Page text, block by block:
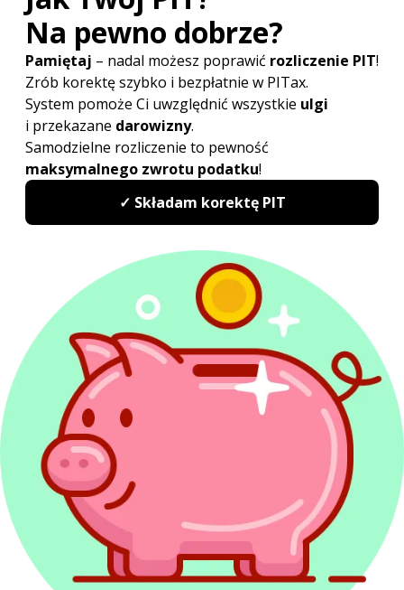
Doświadczenie zawodowe zdobywał współpracując
z kancelariami doradztwa podatkowego oraz sprawując
samodzielną obsługę prawną podmiotów gospodarczych
i osób fizycznych. Specjalizuje się w postępowaniach
podatkowych, egzekucyjnych przed administracją skarbową
oraz sądowoadministracyjnych. Aktywnie uczestniczył
w opracowywaniu strategii procesowych oraz analizie
transakcji pod kątem występowania ryzyka podatkowego. (...)
Poradnik
PIT - podstawowe informacje
Ulgi i odliczenia
Etat, zlecenie i dzieło
Działalność gospodarcza
ZUS i ubezpieczenia
Emerytury i renty
Dochody z zagranicy
Kredyty w PIT